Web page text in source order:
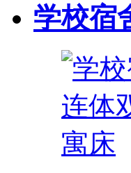
学校宿